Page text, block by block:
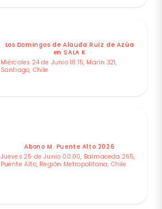
Los Domingos de Alauda Ruiz de Azúa
en SALA K
Miércoles 24 de Junio 18:15, Marín 321,
Santiago, Chile
Abono M. Puente Alto 2026
Jueves 25 de Junio 00:00, Balmaceda 265,
Puente Alto, Región Metropolitana, Chile